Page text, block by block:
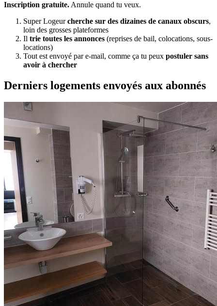
Inscription gratuite. Annule quand tu veux.
Super Logeurcherche sur des dizaines de canaux obscurs,
loin des grosses plateformes
Il trie toutes les annonces (reprises de bail, colocations, sous-
locations)
Tout est envoyé par e-mail, comme ça tu peux postuler sans
avoir à chercher
Derniers logements envoyés aux abonnés